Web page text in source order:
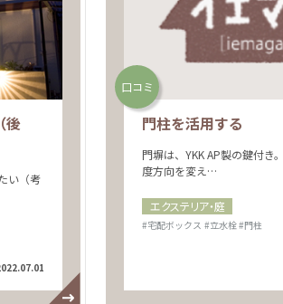
後
い（考
口コミ
門柱を活用する
門塀は、YKK AP製の鍵付き
度方向を変え…
エクステリア・庭
#宅配ボックス #立水栓#門柱